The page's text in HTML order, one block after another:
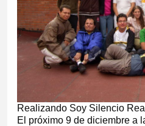
Realizando Soy Silencio
El próximo 9 de diciembre a